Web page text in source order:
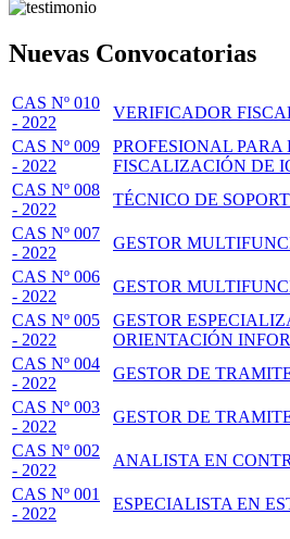
Nuevas Convocatorias
CAS Nº 010
- 2022
VERIFICADOR
CAS Nº 009
- 2022
PROFESIONAL PARA
FISCALIZACIÓN DE
CAS Nº 008
- 2022
TÉCNICO DE
CAS Nº 007
- 2022
GESTOR
CAS Nº 006
- 2022
GESTOR
CAS Nº 005
- 2022
GESTOR
ORIENTACIÓN
CAS Nº 004
- 2022
GESTOR DE
CAS Nº 003
- 2022
GESTOR DE
CAS Nº 002
- 2022
ANALISTA EN
CAS Nº 001
- 2022
ESPECIALISTA EN